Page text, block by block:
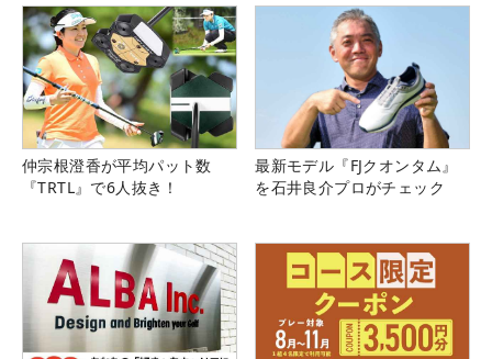
仲宗根澄香が平均パット数
『TRTL』で6人抜き！
最新モデル『FJクオンタム』
を石井良介プロがチェック